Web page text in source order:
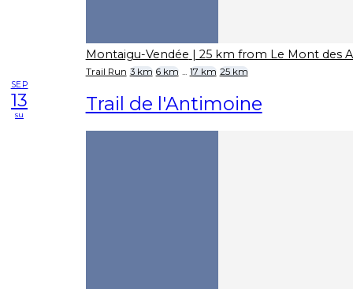
Montaigu-Vendée | 25 km from Le Mont des
Trail Run 3 km 6 km ... 17 km 25 km
SEP
13
su Trail de l'Antimoine